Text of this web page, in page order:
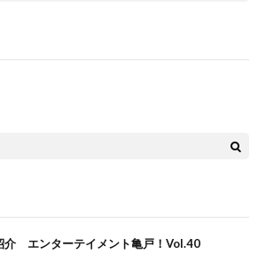
介 エンターテイメント亀戸！Vol.40